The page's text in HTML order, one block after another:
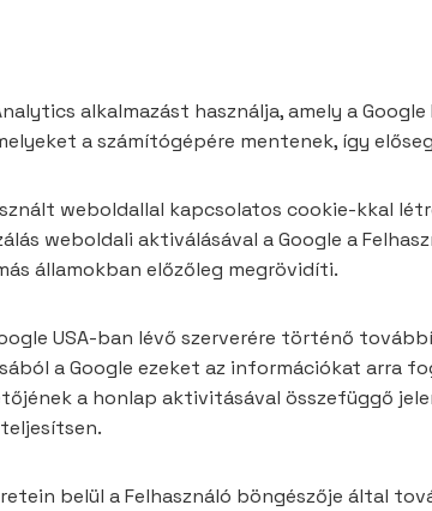
alkalmazást használja, amely a
a számítógépére mentenek, így
weboldallal kapcsolatos cookie-kkal
weboldali aktiválásával a Google a
államokban előzőleg megrövidíti.
USA-ban lévő szerverére történő
a Google ezeket az információkat arra
a honlap aktivitásával összefüggő
belül a Felhasználó böngészője által